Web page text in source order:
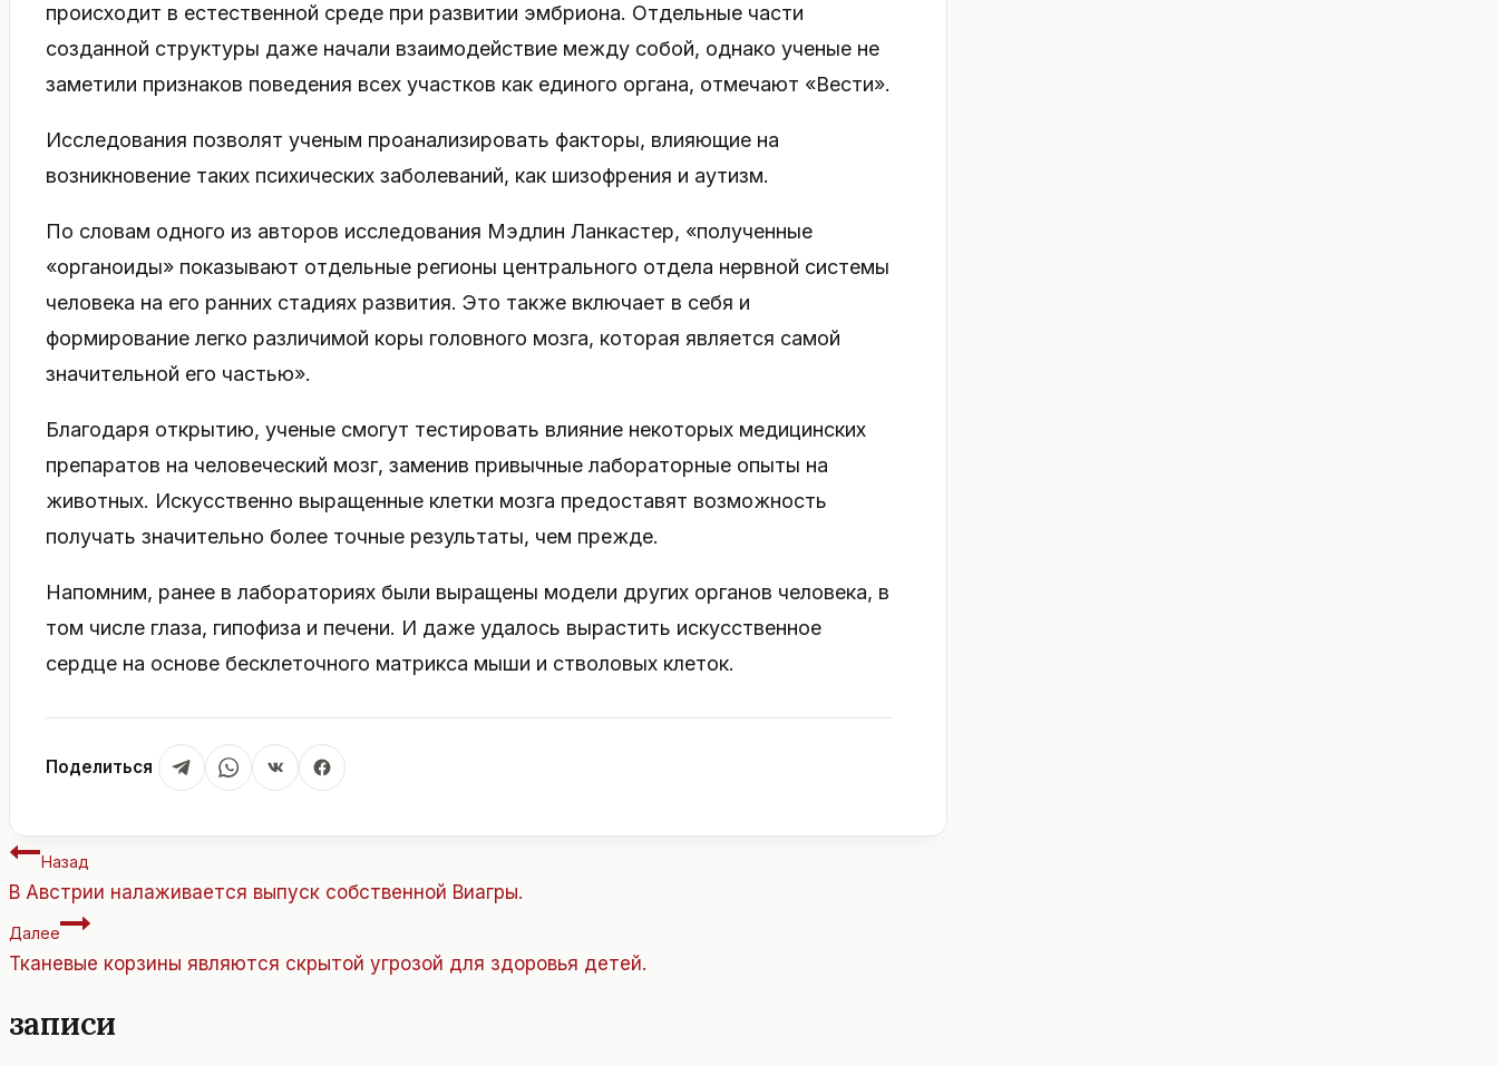
происходит в естественной среде при развитии эмбриона. Отдельные части
созданной структуры даже начали взаимодействие между собой, однако ученые не
заметили признаков поведения всех участков как единого органа, отмечают «Вести».
Исследования позволят ученым проанализировать факторы, влияющие на
возникновение таких психических заболеваний, как шизофрения и аутизм.
По словам одного из авторов исследования Мэдлин Ланкастер, «полученные
«органоиды» показывают отдельные регионы центрального отдела нервной системы
человека на его ранних стадиях развития. Это также включает в себя и
формирование легко различимой коры головного мозга, которая является самой
значительной его частью».
Благодаря открытию, ученые смогут тестировать влияние некоторых медицинских
препаратов на человеческий мозг, заменив привычные лабораторные опыты на
животных. Искусственно выращенные клетки мозга предоставят возможность
получать значительно более точные результаты, чем прежде.
Напомним, ранее в лабораториях были выращены модели других органов человека, в
том числе глаза, гипофиза и печени. И даже удалось вырастить искусственное
сердце на основе бесклеточного матрикса мыши и стволовых клеток.
Поделиться
Навигация
по
записям
Назад
В Австрии налаживается выпуск собственной Виагры.
Далее
Тканевые корзины являются скрытой угрозой для здоровья детей.